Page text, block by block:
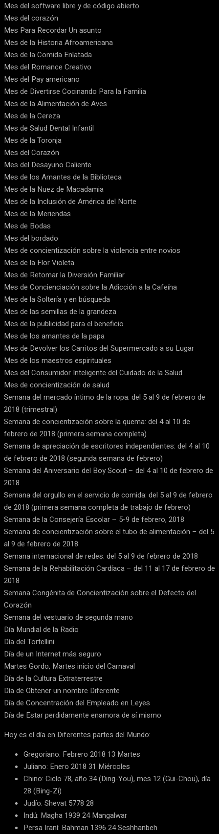
Mes del software libre y de código abierto
Mes del corazón
Mes Para Recordar Un asunto
Mes de la Historia Afroamericana
Mes de la Comida Enlatada
Mes del Romance Creativo
Mes del Pay americano
Mes de Divertirse Cocinando Para la Familia
Mes de la Alimentación de Aves
Mes de la Cereza
Mes de Salud Dental Infantil
Mes de la Toronja
Mes del Corazón
Mes del Desayuno Caliente
Mes de los Amantes de la Biblioteca
Mes de la Nuez de Macadamia
Mes de la Inclusión de América del Norte
Mes de la Meriendas
Mes de Bodas
Mes del bordado
Mes de concientización sobre la violencia entre novios
Mes de la Flor Violeta
Mes de Retomar la Diversión Familiar
Mes de Concienciación sobre la Adicción a la Cafeína
Mes de la Soltería y en búsqueda
Mes de las semillas de la grandeza
Mes de la publicidad para el beneficio
Mes de los amantes de la papa
Mes de Devolver los Carritos del Supermercado a su Lugar
Mes de los maestros espirituales
Mes del Consumidor Inteligente del Cuidado de la Salud
Mes de concientización de salud
Semana del mercado íntimo de la ropa: del 5 al 9 de febrero de
2018 (trimestral)
Semana de concientización sobre la quema: del 4 al 10 de
febrero de 2018 (primera semana completa)
Semana de apreciación de escritores independientes: del 4 al 10
de febrero de 2018 (segunda semana de febrero)
Semana del Aniversario del Boy Scout – del 4 al 10 de febrero de
2018
Semana del orgullo en el servicio de comida: del 5 al 9 de febrero
de 2018 (primera semana completa de trabajo de febrero)
Semana de la Consejería Escolar – 5-9 de febrero, 2018
Semana de concientización sobre el tubo de alimentación – del 5
al 9 de febrero de 2018
Semana internacional de redes: del 5 al 9 de febrero de 2018
Semana de la Rehabilitación Cardíaca – del 11 al 17 de febrero de
2018
Semana Congénita de Concientización sobre el Defecto del
Corazón
Semana del vestuario de segunda mano
Día Mundial de la Radio
Día del Tortellini
Día de un Internet más seguro
Martes Gordo, Martes inicio del Carnaval
Día de la Cultura Extraterrestre
Día de Obtener un nombre Diferente
Día de Concentración del Empleado en Leyes
Día de Estar perdidamente enamora de sí mismo
Hoy es el día en Diferentes partes del Mundo:
Gregoriano: Febrero 2018 13 Martes
Juliano: Enero 2018 31 Miércoles
Chino: Ciclo 78, año 34 (Ding-You), mes 12 (Gui-Chou), día
28 (Bing-Zi)
Judío: Shevat 5778 28
Indú: Magha 1939 24 Mangalwar
Persa Iraní: Bahman 1396 24 Seshhanbeh